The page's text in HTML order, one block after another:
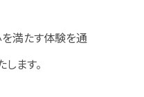
満たす体験を通
ます。